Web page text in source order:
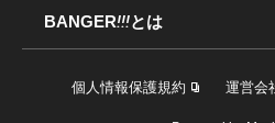
BANGER!!!とは
個人情報保護規約 運営会